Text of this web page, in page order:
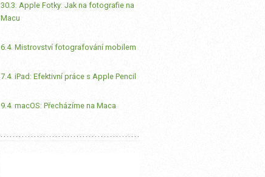
30.3. Apple Fotky: Jak na fotografie na
Macu
6.4. Mistrovství fotografování mobilem
7.4. iPad: Efektivní práce s Apple Pencil
9.4. macOS: Přecházíme na Maca